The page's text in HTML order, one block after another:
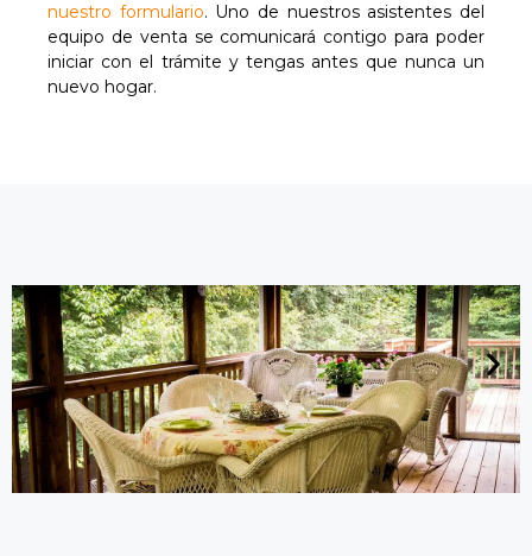
nuestro formulario. Uno de nuestros asistentes del
equipo de venta se comunicará contigo para poder
iniciar con el trámite y tengas antes que nunca un
nuevo hogar.